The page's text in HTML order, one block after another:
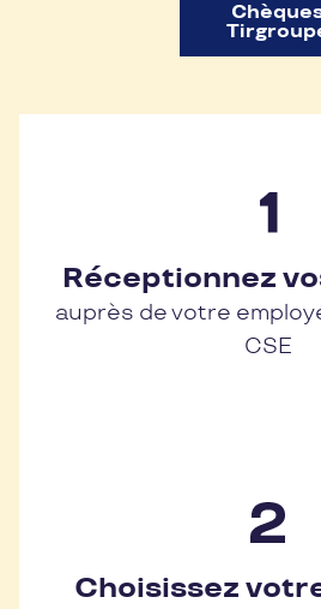
Réceptionnez
auprès de votre
CSE
Choisissez